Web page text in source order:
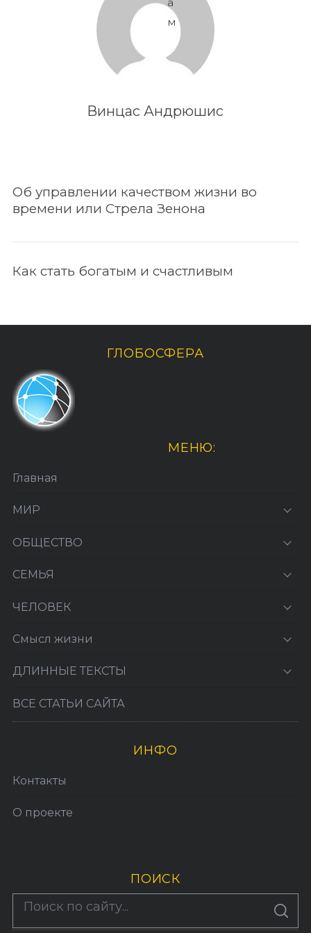
м
Винцас Андрюшис
Об управлении качеством жизни во
времени или Стрела Зенона
Как стать богатым и счастливым
ГЛОБОСФЕРА
МЕНЮ:
Главная
МИР
ОБЩЕСТВО
СЕМЬЯ
ЧЕЛОВЕК
Смысл жизни
ДЛИННЫЕ ТЕКСТЫ
ВСЕ СТАТЬИ САЙТА
ИНФО
Контакты
О проекте
ПОИСК
S
A
По авторам